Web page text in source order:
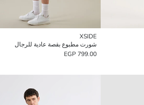
XSIDE
شورت مطبوع بقصة عادية للرجال
799.00 EGP